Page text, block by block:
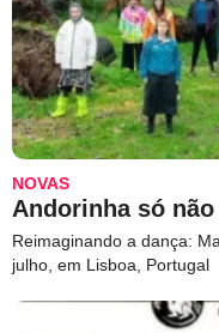
NOVAS
Andorinha só não
Reimaginando a dança:
julho, em Lisboa, Portugal